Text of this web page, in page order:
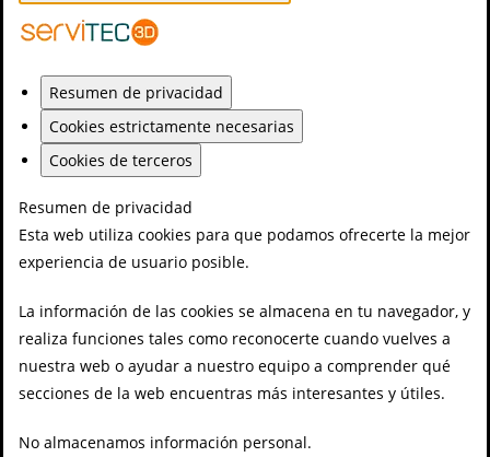
Resumen de privacidad
Cookies estrictamente necesarias
Cookies de terceros
Resumen de privacidad
Esta web utiliza cookies para que podamos ofrecerte la mejor
experiencia de usuario posible.
La información de las cookies se almacena en tu navegador, y
realiza funciones tales como reconocerte cuando vuelves a
nuestra web o ayudar a nuestro equipo a comprender qué
secciones de la web encuentras más interesantes y útiles.
No almacenamos información personal.